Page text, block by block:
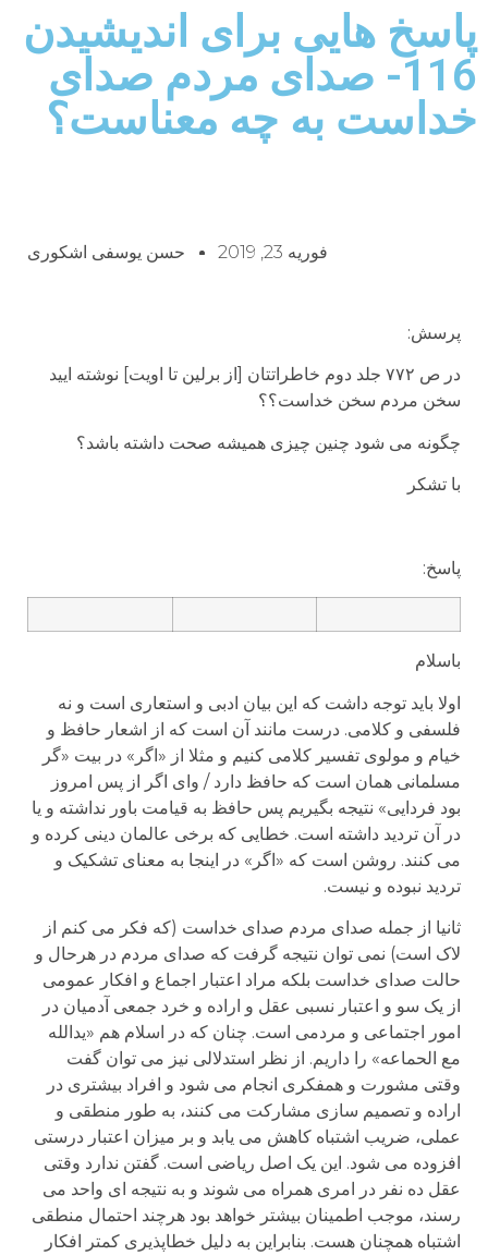
پاسخ هایی برای اندیشیدن
116- صدای مردم صدای
خداست به چه معناست؟
فوریه 23, 2019 حسن یوسفی اشکوری
پرسش:
در ص ۷۷۲ جلد دوم خاطراتتان [از برلین تا اویت] نوشته ایید
سخن مردم سخن خداست؟؟
چگونه می شود چنین چیزی همیشه صحت داشته باشد؟
با تشکر
پاسخ:
باسلام
اولا باید توجه داشت که این بیان ادبی و استعاری است و نه
فلسفی و کلامی. درست مانند آن است که از اشعار حافظ و
خیام و مولوی تفسیر کلامی کنیم و مثلا از «اگر» در بیت «گر
مسلمانی همان است که حافظ دارد / وای اگر از پس امروز
بود فردایی» نتیجه بگیریم پس حافظ به قیامت باور نداشته و یا
در آن تردید داشته است. خطایی که برخی عالمان دینی کرده و
می کنند. روشن است که «اگر» در اینجا به معنای تشکیک و
تردید نبوده و نیست.
ثانیا از جمله صدای مردم صدای خداست (که فکر می کنم از
لاک است) نمی توان نتیجه گرفت که صدای مردم در هرحال و
حالت صدای خداست بلکه مراد اعتبار اجماع و افکار عمومی
از یک سو و اعتبار نسبی عقل و اراده و خرد جمعی آدمیان در
امور اجتماعی و مردمی است. چنان که در اسلام هم «یدالله
مع الحماعه» را داریم. از نظر استدلالی نیز می توان گفت
وقتی مشورت و همفکری انجام می شود و افراد بیشتری در
اراده و تصمیم سازی مشارکت می کنند، به طور منطقی و
عملی، ضریب اشتباه کاهش می یابد و بر میزان اعتبار درستی
افزوده می شود. این یک اصل ریاضی است. گفتن ندارد وقتی
عقل ده نفر در امری همراه می شوند و به نتیجه ای واحد می
رسند، موجب اطمینان بیشتر خواهد بود هرچند احتمال منطقی
اشتباه همچنان هست. بنابراین به دلیل خطاپذیری کمتر افکار